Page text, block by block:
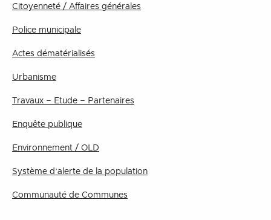
Citoyenneté / Affaires générales
Police municipale
Actes dématérialisés
Urbanisme
Travaux – Etude – Partenaires
Enquête publique
Environnement / OLD
Système d’alerte de la population
Communauté de Communes